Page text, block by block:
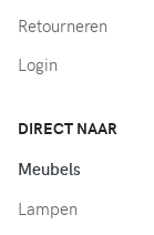
Retourneren
Login
DIRECT NAAR
Meubels
Lampen